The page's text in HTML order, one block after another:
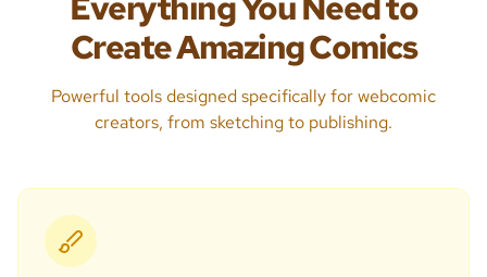
Create Amazing Comics
Powerful tools designed specifically for webcomic
creators, from sketching to publishing.